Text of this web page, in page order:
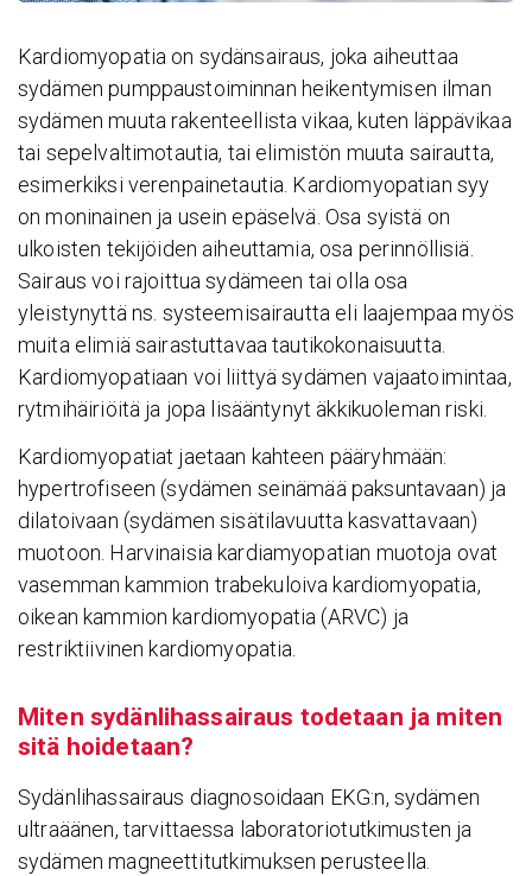
Kardiomyopatia on sydänsairaus, joka aiheuttaa
sydämen pumppaustoiminnan heikentymisen ilman
sydämen muuta rakenteellista vikaa, kuten läppävikaa
tai sepelvaltimotautia, tai elimistön muuta sairautta,
esimerkiksi verenpainetautia. Kardiomyopatian syy
on moninainen ja usein epäselvä. Osa syistä on
ulkoisten tekijöiden aiheuttamia, osa perinnöllisiä.
Sairaus voi rajoittua sydämeen tai olla osa
yleistynyttä ns. systeemisairautta eli laajempaa myös
muita elimiä sairastuttavaa tautikokonaisuutta.
Kardiomyopatiaan voi liittyä sydämen vajaatoimintaa,
rytmihäiriöitä ja jopa lisääntynyt äkkikuoleman riski.
Kardiomyopatiat jaetaan kahteen pääryhmään:
hypertrofiseen (sydämen seinämää paksuntavaan) ja
dilatoivaan (sydämen sisätilavuutta kasvattavaan)
muotoon. Harvinaisia kardiamyopatian muotoja ovat
vasemman kammion trabekuloiva kardiomyopatia,
oikean kammion kardiomyopatia (ARVC) ja
restriktiivinen kardiomyopatia.
Miten sydän­li­has­sai­raus tode­taan ja miten
sitä hoide­taan?
Sydänlihassairaus diagnosoidaan EKG:n, sydämen
ultraäänen, tarvittaessa laboratoriotutkimusten ja
sydämen magneettitutkimuksen perusteella.